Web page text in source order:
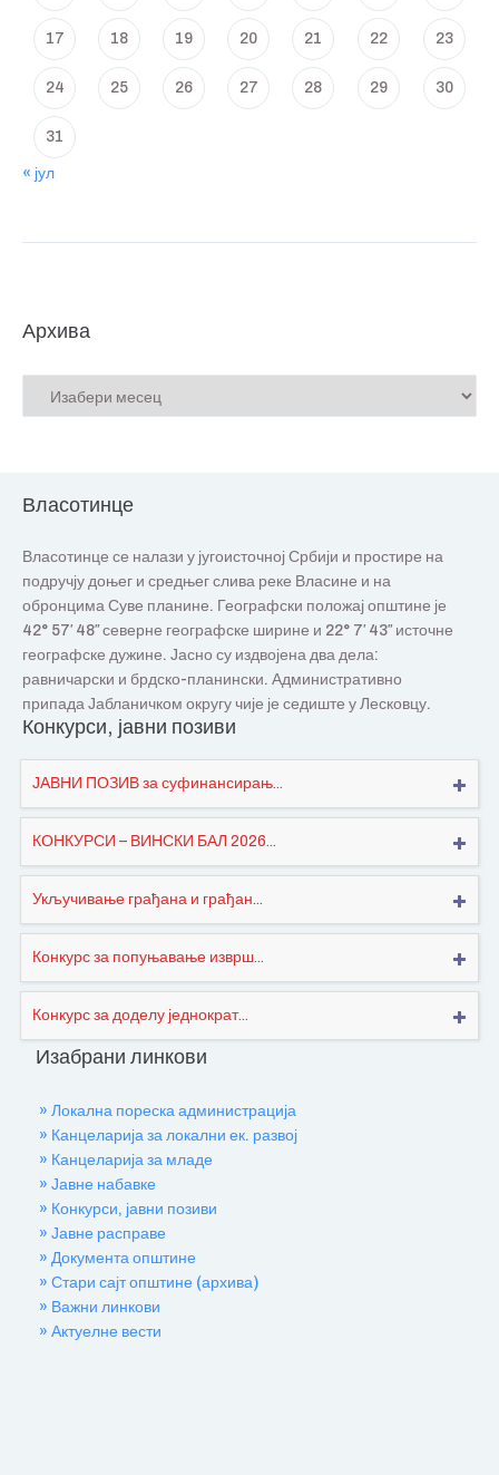
17 18 19 20 21 22 23
24 25 26 27 28 29 30
31
« јул
Архива
Власотинце
Власотинце се налази у југоисточној Србији и простире на
подручју доњег и средњег слива реке Власине и на
обронцима Суве планине. Географски положај општине је
42° 57′ 48″ северне географске ширине и 22° 7′ 43″ источне
географске дужине. Јасно су издвојена два дела:
равничарски и брдско-планински. Административно
припада Јабланичком округу чије је седиште у Лесковцу.
Конкурси, јавни позиви
ЈАВНИ ПОЗИВ за суфинансирањ...
КОНКУРСИ – ВИНСКИ БАЛ 2026...
Укључивање грађана и грађан...
Конкурс за попуњавање изврш...
Конкурс за доделу једнократ...
Изабрани линкови
» Локална пореска администрација
» Канцеларија за локални ек. развој
» Канцеларија за младе
» Јавне набавке
» Конкурси, јавни позиви
» Јавне расправе
» Документа општине
» Стари сајт општине (архива)
» Важни линкови
» Актуелне вести